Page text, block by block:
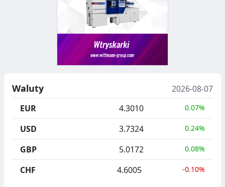
Waluty
2026-08-07
EUR
4.3010 0.07%
USD 3.7324 0.24%
GBP 5.0172 0.08%
CHF 4.6005 -0.10%